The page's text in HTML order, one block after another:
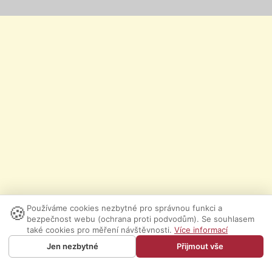
🍪 Používáme cookies nezbytné pro správnou funkci a
bezpečnost webu (ochrana proti podvodům). Se souhlasem
také cookies pro měření návštěvnosti. Více informací
Jen nezbytné
Přijmout vše